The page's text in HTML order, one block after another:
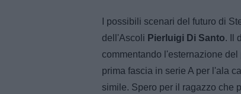
I possibili scenari del futuro di
dell'Ascoli Pierluigi Di Santo. Il
commentando l'esternazione
prima fascia in serie A per l'ala
simile. Spero per il ragazzo che